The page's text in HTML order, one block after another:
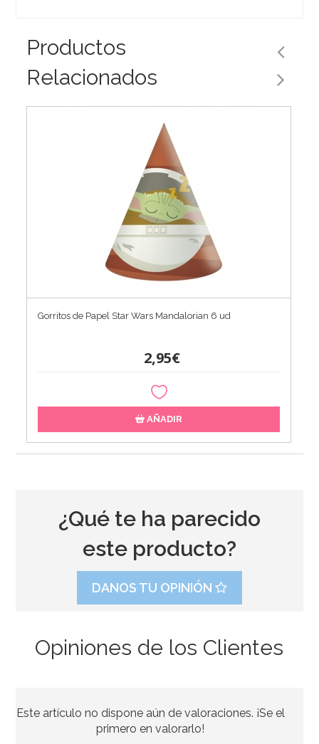
Productos
Relacionados
Gorritos de Papel Star Wars Mandalorian 6 ud
2,95€
AÑADIR
4,50€
¿Qué te ha parecido
este producto?
DANOS TU OPINIÓN
Opiniones de los Clientes
Este artículo no dispone aún de valoraciones. ¡Se el
primero en valorarlo!